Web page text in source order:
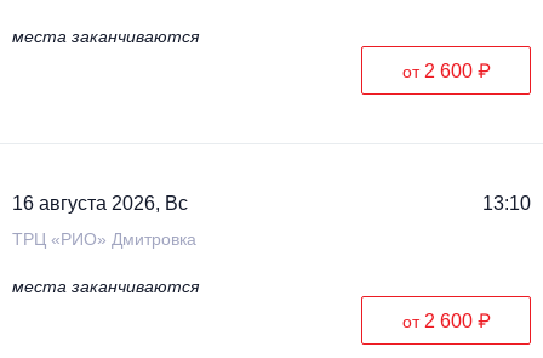
места заканчиваются
от 2 600 ₽
16 августа 2026, Вс 13:10
ТРЦ «РИО» Дмитровка
места заканчиваются
от 2 600 ₽